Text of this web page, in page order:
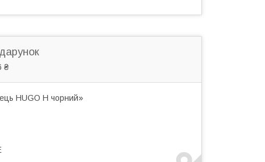
₴
HUGO H чорний»